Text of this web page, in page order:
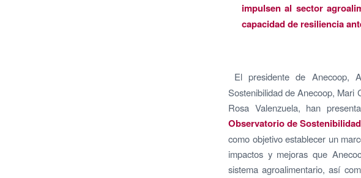
impulsen al sector
capacidad de resiliencia
El presidente de Anecoop,
Sostenibilidad de Anecoop, Mari
Rosa Valenzuela, han
Observatorio de
como objetivo establecer un
impactos y mejoras que
sistema agroalimentario, así